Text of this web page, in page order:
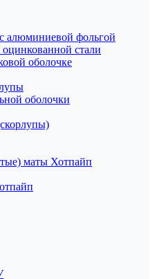
алюминиевой фольгой
стали
оболочке
оболочки
маты Хотпайп